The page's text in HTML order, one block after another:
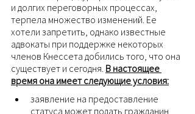
и долгих переговорных процессах,
терпела множество изменений. Ее
хотели запретить, однако известные
адвокаты при поддержке некоторых
членов Кнессета добились того, что она
существует и сегодня. В настоящее
время она имеет следующие условия:
заявление на предоставление
статуса может подать гражданин